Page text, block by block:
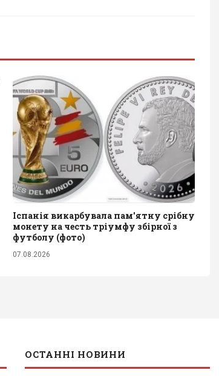
Іспанія викарбувала пам'ятну срібну
монету на честь тріумфу збірної з
футболу (фото)
07.08.2026
ОСТАННІ НОВИНИ